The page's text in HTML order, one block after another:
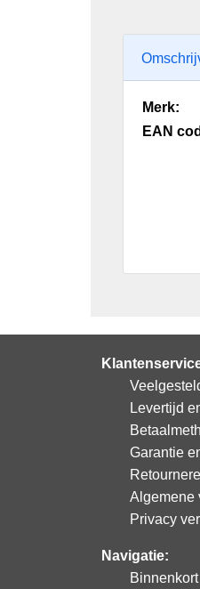
Merk:
EAN
Levertijd
Garantie
Algemene
Privacy
Navigatie: